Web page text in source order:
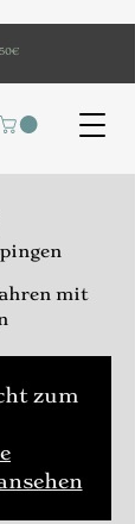
mit
zum